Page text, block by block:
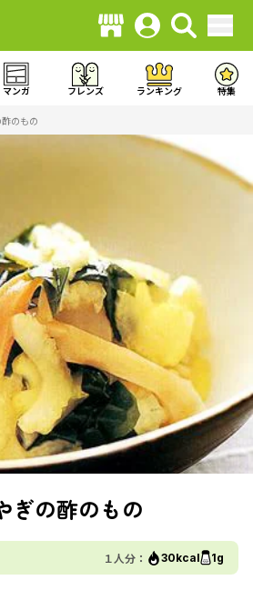
マンガ フレンズ ランキング 特集
のもの
ぎの酢のもの
１人分： 30kcal 1g